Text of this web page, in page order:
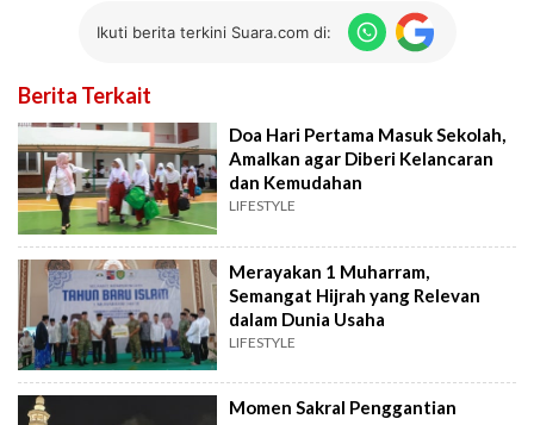
Ikuti berita terkini Suara.com di:
Berita Terkait
Doa Hari Pertama Masuk Sekolah,
Amalkan agar Diberi Kelancaran
dan Kemudahan
LIFESTYLE
Merayakan 1 Muharram,
Semangat Hijrah yang Relevan
dalam Dunia Usaha
LIFESTYLE
Momen Sakral Penggantian